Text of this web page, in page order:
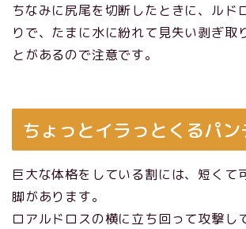
ちなみに尻尾を切断したときに、ルド
りで、たまに水に紛れて見失い剥ぎ取
とがあるので注意です。
ちょっとイラっとくるパ
巨大な体格をしている割には、短くて
脚があります。
ロアルドロスの横に立ち回って攻撃し